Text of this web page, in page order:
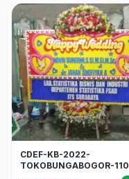
CDEF-KB-2022-
TOKOBUNGABOGOR-110